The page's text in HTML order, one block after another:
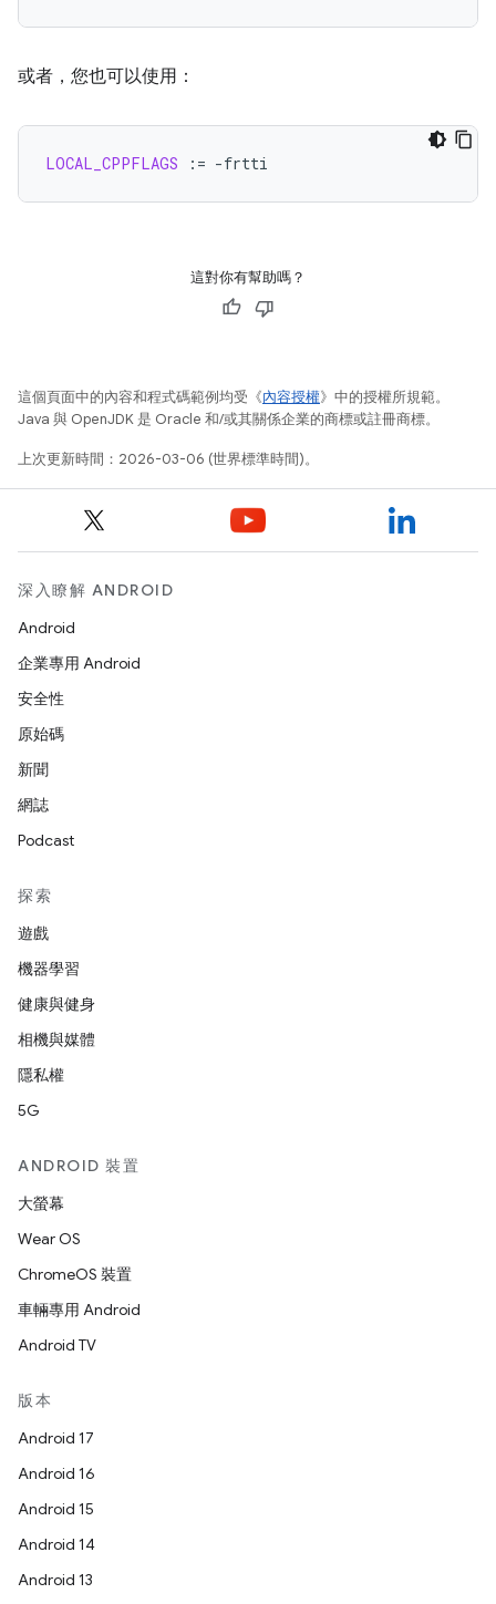
或者，您也可以使用：
LOCAL_CPPFLAGS :=
這對你有幫助嗎？
這個頁面中的內容和程式碼範例均受《內容授權》中的授權所規範。
Java 與 OpenJDK 是 Oracle 和/或其關係企業的商標或註冊商標。
上次更新時間：2026-03-06 (世界標準時間)。
深入瞭解 ANDROID
Android
企業專用 Android
安全性
原始碼
新聞
網誌
Podcast
探索
遊戲
機器學習
健康與健身
相機與媒體
隱私權
5G
ANDROID 裝置
大螢幕
Wear OS
ChromeOS 裝置
車輛專用 Android
Android TV
版本
Android 17
Android 16
Android 15
Android 14
Android 13